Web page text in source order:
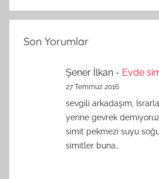
Son Yorumlar
Şener İlkan - Evde
27 Temmuz 2016
sevgili arkadaşım,
yerine gevrek
simit pekmezi suyu
simitler buna…